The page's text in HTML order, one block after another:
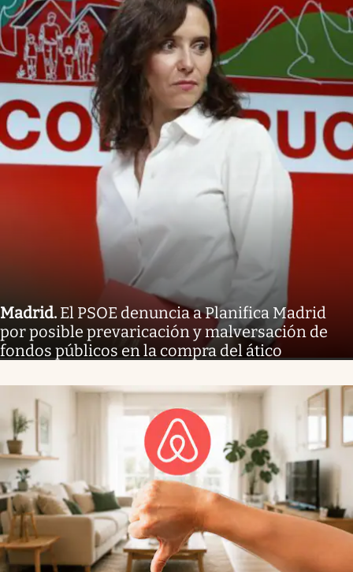
Madrid. El PSOE denuncia a Planifica Madrid
por posible prevaricación y malversación de
fondos públicos en la compra del ático